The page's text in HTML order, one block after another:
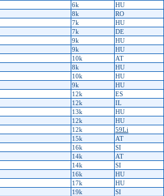
6k HU
8k RO
7k HU
7k DE
9k HU
9k HU
10k AT
8k HU
10k HU
9k HU
12k ES
12k IL
13k HU
12k HU
12k 59Li
15k AT
16k SI
14k AT
14k SI
16k HU
17k HU
19k SI